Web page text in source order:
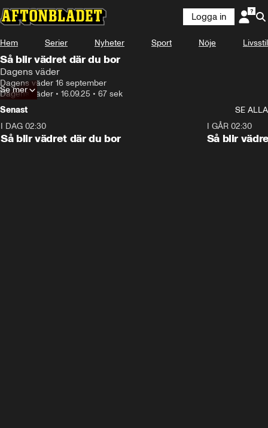
Logga in
Hem Serier Nyheter Sport Nöje Livsstil
Så blir vädret där du bor
Dagens väder
Dagens väder 16 september
Dagens väder • 16.09.25 • 67 sek
Se mer
Senast
SE ALLA
I DAG 02:30
Så blir vädret där du bor
I GÅR 02:30
Så blir